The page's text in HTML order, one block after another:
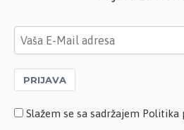
PRIJAVA
Slažem se sa sadržajem